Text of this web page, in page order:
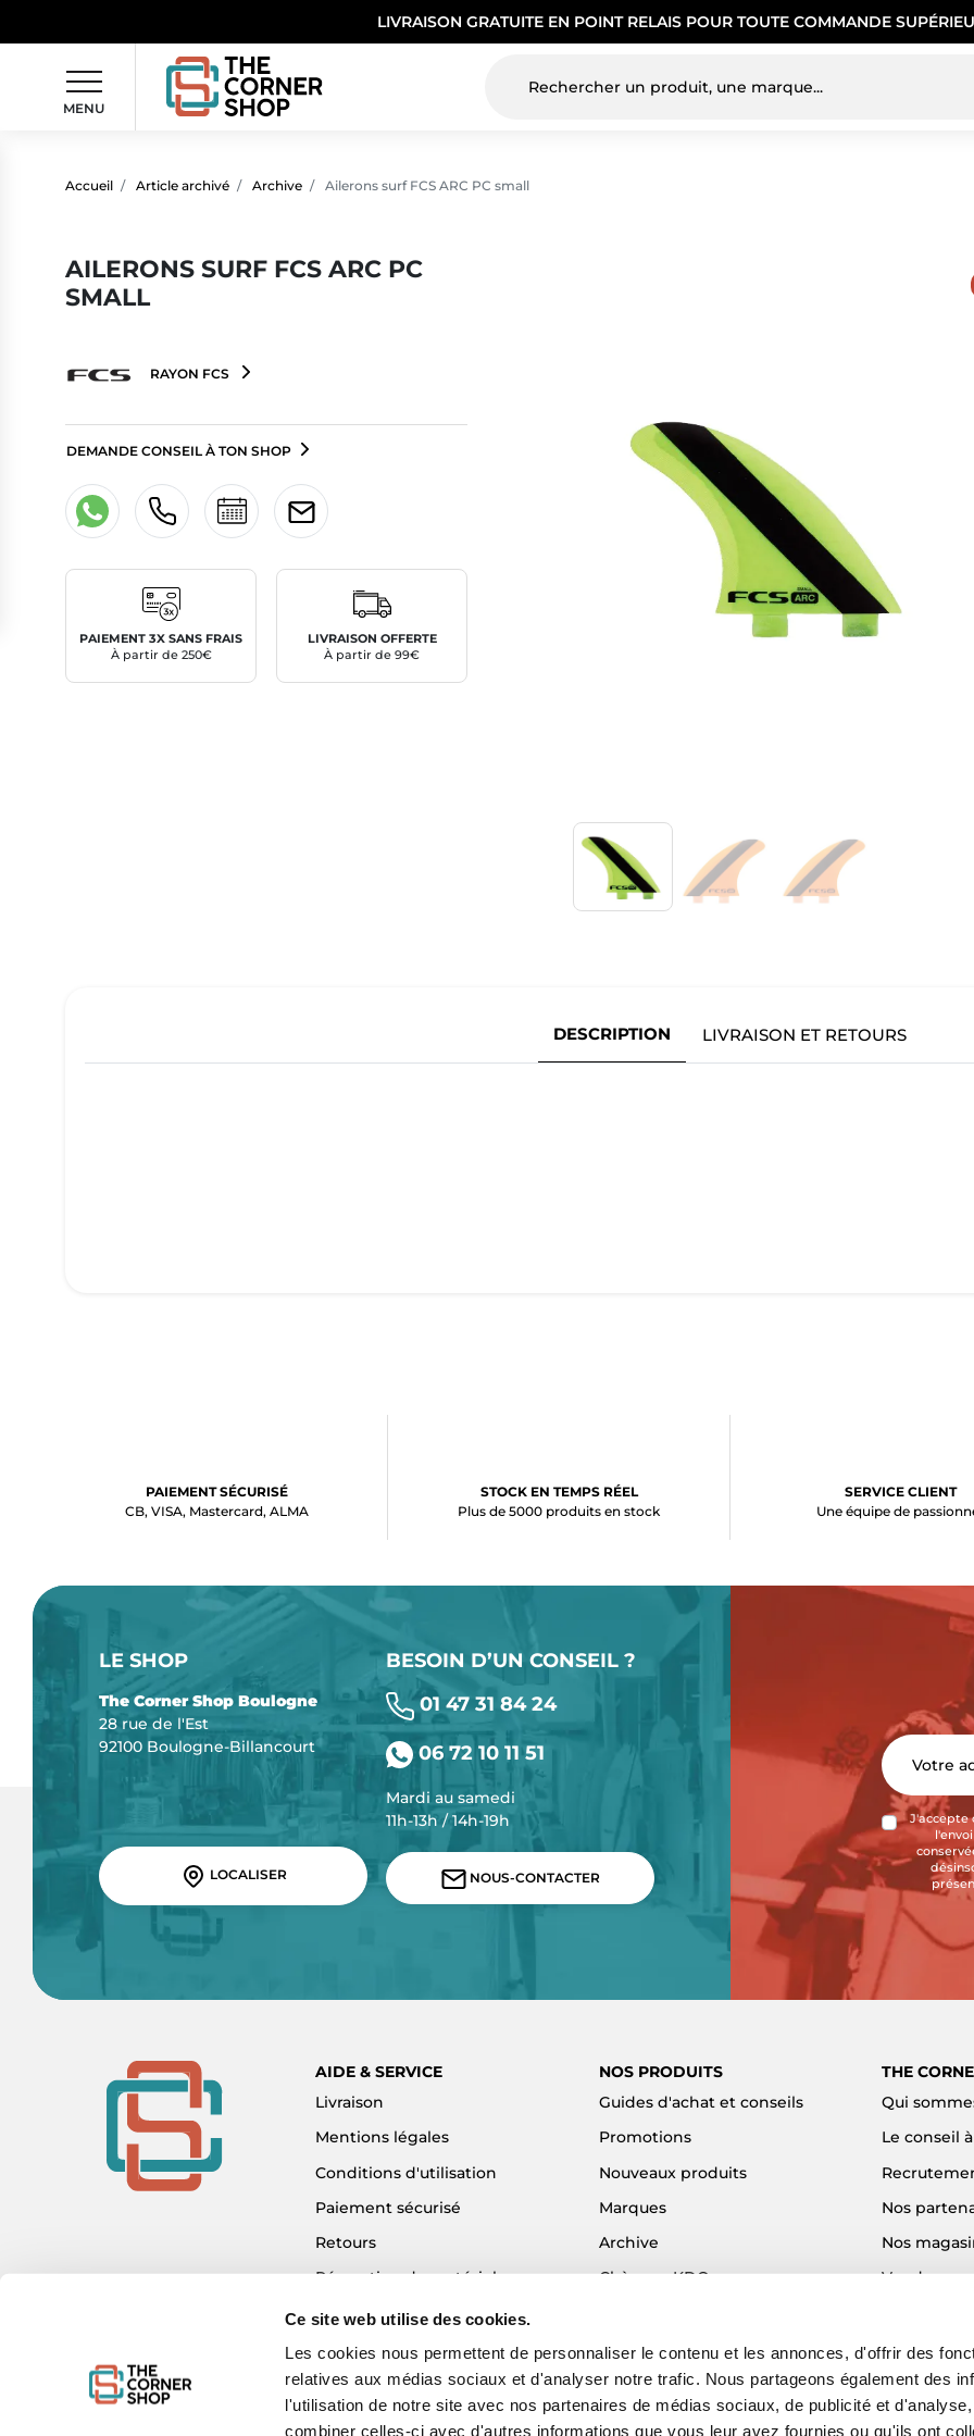
Ce site web utilise des cookies.
Les cookies nous permettent de personnaliser le contenu et les annonces, d'offrir des
relatives aux médias sociaux et d'analyser notre trafic. Nous partageons également des
l'utilisation de notre site avec nos partenaires de médias sociaux, de publicité et
combiner celles-ci avec d'autres informations que vous leur avez fournies ou qu'ils ont
LIVRAISON GRATUITE EN POINT RELAIS POUR TOUTE COMMANDE
MENU
Accueil Article archivé Archive Ailerons surf FCS ARC PC small
AILERONS SURF FCS ARC PC
SMALL
RAYON FCS
DEMANDE CONSEIL À TON SHOP
PAIEMENT 3X SANS FRAIS
À partir de 250€
LIVRAISON OFFERTE
À partir de 99€
DESCRIPTION LIVRAISON ET RETOURS
PAIEMENT SÉCURISÉ
CB, VISA, Mastercard, ALMA
STOCK EN TEMPS RÉEL
Plus de 5000 produits en stock
SERVICE CLIENT
Une équipe de
LE SHOP
The Corner Shop Boulogne
28 rue de l'Est
92100 Boulogne-Billancourt
LOCALISER
BESOIN D’UN CONSEIL ?
01 47 31 84 24
06 72 10 11 51
Mardi au samedi
11h-13h / 14h-19h
NOUS-CONTACTER
J'accepte
AIDE & SERVICE
Livraison
Mentions légales
Conditions d'utilisation
Paiement sécurisé
Retours
Réparation de matériel
Détaxe - Tax Refund
Garantie & SAV
Plan du site
Mon compte
NOS PRODUITS
Guides d'achat et conseils
Promotions
Nouveaux produits
Marques
Archive
Chèques KDO
THE
Qui
Le conseil
Nos
Nos
Vendre
Blog